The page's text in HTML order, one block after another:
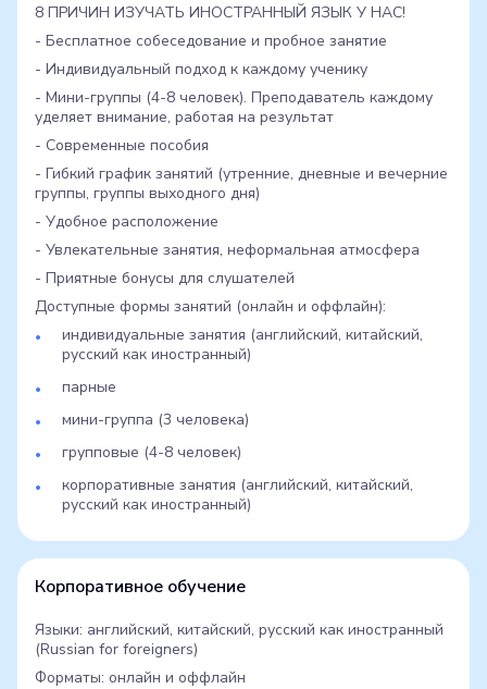
8 ПРИЧИН ИЗУЧАТЬ ИНОСТРАННЫЙ ЯЗЫК У НАС!
- Бесплатное собеседование и пробное занятие
- Индивидуальный подход к каждому ученику
- Мини-группы (4-8 человек). Преподаватель каждому
уделяет внимание, работая на результат
- Современные пособия
- Гибкий график занятий (утренние, дневные и вечерние
группы, группы выходного дня)
- Удобное расположение
- Увлекательные занятия, неформальная атмосфера
- Приятные бонусы для слушателей
Доступные формы занятий (онлайн и оффлайн):
индивидуальные занятия (английский, китайский,
русский как иностранный)
парные
мини-группа (3 человека)
групповые (4-8 человек)
корпоративные занятия (английский, китайский,
русский как иностранный)
Корпоративное обучение
Языки: английский, китайский, русский как иностранный
(Russian for foreigners)
Форматы: онлайн и оффлайн